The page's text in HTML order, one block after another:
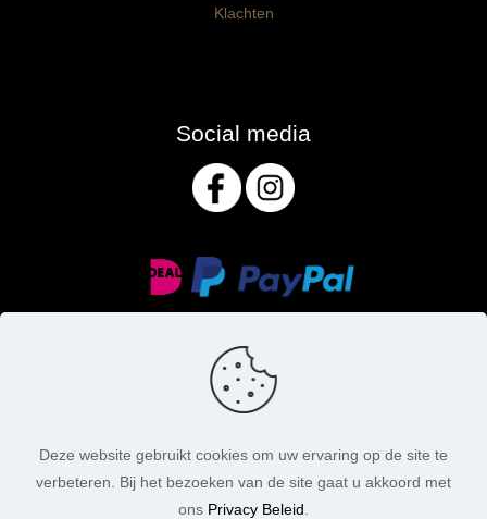
Klachten
Social media
© MasoniteArt. Alle rechten voorbehouden. 2026 |
Webdesign:Chuck's Webdesign
Deze website gebruikt cookies om uw ervaring op de site te
verbeteren. Bij het bezoeken van de site gaat u akkoord met
ons Privacy Beleid